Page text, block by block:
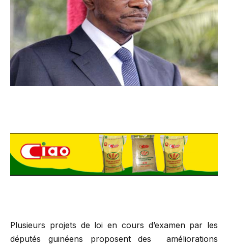
Plusieurs projets de loi en cours d’examen par les
députés guinéens proposent des améliorations